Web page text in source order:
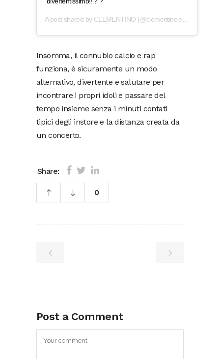
A post shared by CLEMENTINO (@clementinoiena) on
Insomma, il connubio calcio e rap
funziona, è sicuramente un modo
alternativo, divertente e salutare per
incontrare i propri idoli e passare del
tempo insieme senza i minuti contati
tipici degli instore e la distanza creata da
un concerto.
Share:
0
Post a Comment